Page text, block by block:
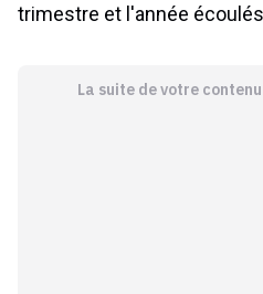
trimestre et l'année
La suite de votre